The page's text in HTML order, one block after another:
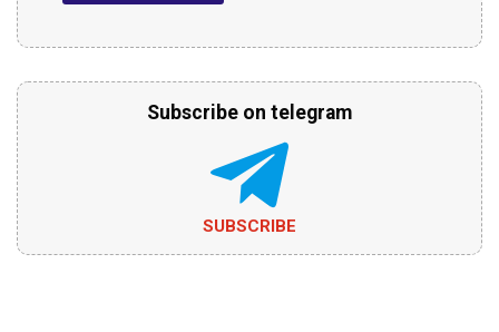
Subscribe on telegram
SUBSCRIBE